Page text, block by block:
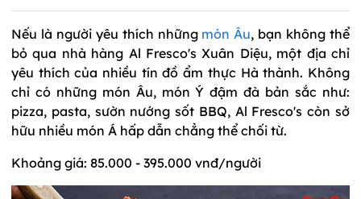
Nếu là người yêu thích những món Âu, bạn không thể
bỏ qua nhà hàng Al Fresco's Xuân Diệu, một địa chỉ
yêu thích của nhiều tín đồ ẩm thực Hà thành. Không
chỉ có những món Âu, món Ý đậm đà bản sắc như:
pizza, pasta, sườn nướng sốt BBQ, Al Fresco's còn sở
hữu nhiều món Á hấp dẫn chẳng thể chối từ.
Khoảng giá: 85.000 - 395.000 vnđ/người